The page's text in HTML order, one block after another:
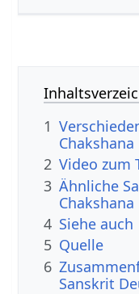
1
Chakshana
2 Video zum
3 Ähnliche
Chakshana
4 Siehe auch
5 Quelle
6
Sanskrit